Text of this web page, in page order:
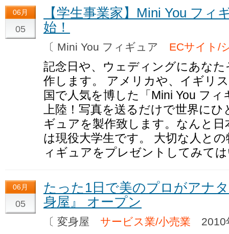
06月
05
【学生事業家】Mini You フィ
始！
〔 Mini You フィギュア ECサイト/
記念日や、ウェディングにあな
作します。 アメリカや、イギリ
国で人気を博した「Mini You フ
上陸！写真を送るだけで世界に
ギュアを製作致します。なんと
は現役大学生です。 大切な人と
ィギュアをプレゼントしてみて
06月
05
たった1日で美のプロがアナ
身屋』 オープン
〔 変身屋 サービス業/小売業 2010